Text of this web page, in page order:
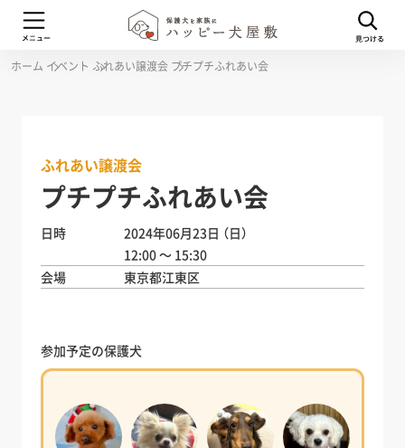
ホーム イベント ふれあい譲渡会 プチプチふれあい会
ふれあい譲渡会
プチプチふれあい会
日時 2024年06月23日 （日）
12:00 ～ 15:30
会場
東京都江東区
参加予定の保護犬